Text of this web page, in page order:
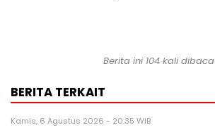
Berita ini 104 kali dibaca
BERITA TERKAIT
Kamis, 6 Agustus 2026 - 20:35 WIB